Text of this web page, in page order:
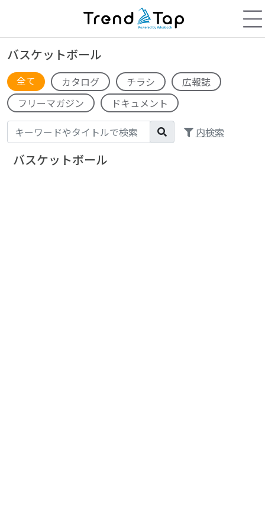
バスケットボール
全て カタログ チラシ
広報誌
フリーマガジン
ドキュメント
内検索
バスケットボール